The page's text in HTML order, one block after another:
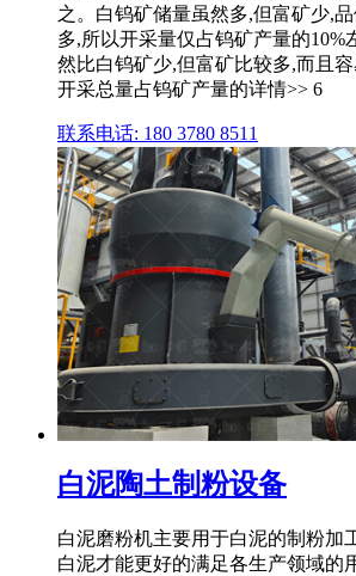
之。白钨矿储量虽然多,但富矿少,
多,所以开采量仅占钨矿产量的10%
然比白钨矿少,但富矿比较多,而且
开采总量占钨矿产量的详情>> 6
联系电话: 180 3780 8511
白泥陶土制粉设备
白泥磨粉机主要用于白泥的制粉加
白泥才能更好的满足各生产领域的